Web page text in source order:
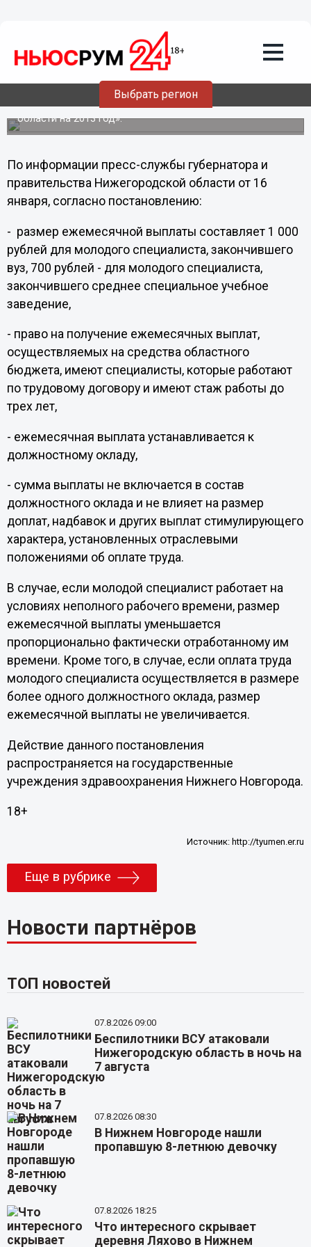
Выбрать регион
получат дополнительные выплаты
Губернатор Нижегородской области Валерий Шанцев в
целях стимулирования труда молодых специалистов
подписал постановление «Об установлении
ежемесячной допвыплаты отдельным специалистам
госучреждений здравоохранения Нижегородской
области на 2013 год».
По информации пресс-службы губернатора и
правительства Нижегородской области от 16
января, согласно постановлению:
- размер ежемесячной выплаты составляет 1 000
рублей для молодого специалиста, закончившего
вуз, 700 рублей - для молодого специалиста,
закончившего среднее специальное учебное
заведение,
- право на получение ежемесячных выплат,
осуществляемых на средства областного
бюджета, имеют специалисты, которые работают
по трудовому договору и имеют стаж работы до
трех лет,
- ежемесячная выплата устанавливается к
должностному окладу,
- сумма выплаты не включается в состав
должностного оклада и не влияет на размер
доплат, надбавок и других выплат стимулирующего
характера, установленных отраслевыми
положениями об оплате труда.
В случае, если молодой специалист работает на
условиях неполного рабочего времени, размер
ежемесячной выплаты уменьшается
пропорционально фактически отработанному им
времени. Кроме того, в случае, если оплата труда
молодого специалиста осуществляется в размере
более одного должностного оклада, размер
ежемесячной выплаты не увеличивается.
Действие данного постановления
распространяется на государственные
учреждения здравоохранения Нижнего Новгорода.
18+
Источник: http://tyumen.er.ru
Еще в рубрике
Новости партнёров
ТОП новостей
07.8.2026 09:00
Беспилотники ВСУ атаковали
Нижегородскую область в ночь на
7 августа
07.8.2026 08:30
В Нижнем Новгороде нашли
пропавшую 8-летнюю девочку
07.8.2026 18:25
Что интересного скрывает
деревня Ляхово в Нижнем